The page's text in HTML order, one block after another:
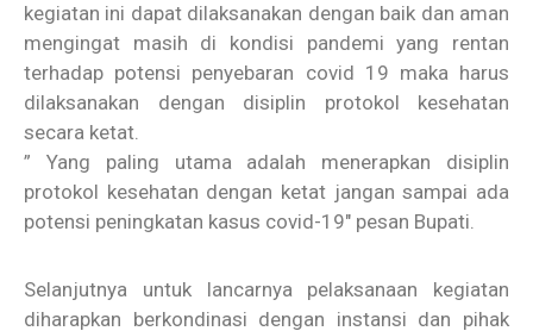
kegiatan ini dapat dilaksanakan dengan baik dan aman
mengingat masih di kondisi pandemi yang rentan
terhadap potensi penyebaran covid 19 maka harus
dilaksanakan dengan disiplin protokol kesehatan
secara ketat.
” Yang paling utama adalah menerapkan disiplin
protokol kesehatan dengan ketat jangan sampai ada
potensi peningkatan kasus covid-19″ pesan Bupati.
Selanjutnya untuk lancarnya pelaksanaan kegiatan
diharapkan berkondinasi dengan instansi dan pihak